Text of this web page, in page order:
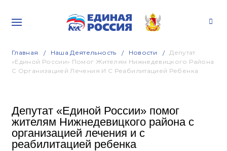
Главная Наша Деятельность Новости
Депутат
«Единой России» Помог Жителям Нижнедевицкого Района
С Организацией Лечения И С Реабилитацией Ребенка
Депутат «Единой России» помог
жителям Нижнедевицкого района с
организацией лечения и с
реабилитацией ребенка